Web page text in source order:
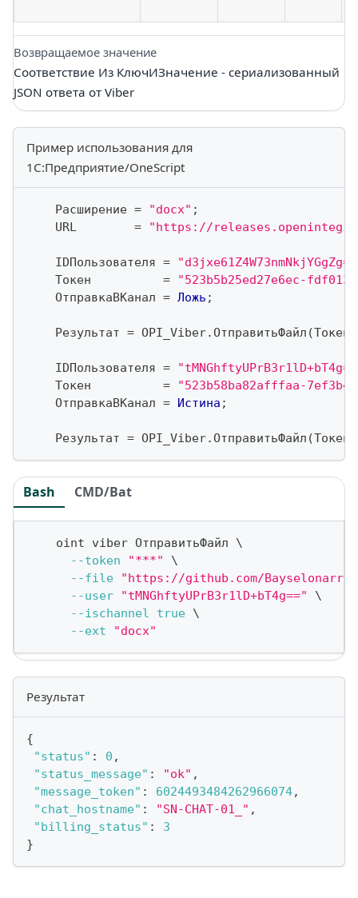
Возвращаемое значение
Соответствие Из КлючИЗначение - сериализованный
JSON ответа от Viber
Пример использования для
1С:Предприятие/OneScript
    Расширение
= "docx" ;
    URL
= "https://
    IDПользователя
=
    Токен
=
"523b5b25ed27e6ec-
    ОтправкаВКанал
= Ложь ;
    Результат
= OPI_Viber.ОтправитьФайл (Токен
    IDПользователя
=
    Токен
=
"523b58ba82afffaa-
    ОтправкаВКанал
= Истина ;
    Результат
= OPI_Viber.ОтправитьФайл (Токен
Bash CMD/Bat
    oint viber ОтправитьФайл
\
--token
"***"
\
--file
"https://github.com/
--user
"tMNGhftyUPrB3r1lD+bT4g=="
\
--ischannel
true \
--ext
"docx"
Результат
{
"status" : 0 ,
"status_message" : "ok" ,
"message_token" : 6024493484262966074,
"chat_hostname" : "SN-CHAT-01_" ,
"billing_status" :
3
}